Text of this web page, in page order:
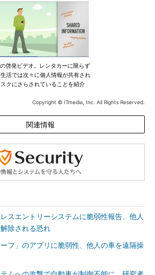
啓発ビデオ。レンタカーに限らず
活では次々に個人情報が共有され
クにさらされていることを紹介
Copyright © ITmedia, Inc. All Rights Reserved.
関連情報
スエントリーシステムに脆弱性報告、他人
除される恐れ
フ」のアプリに脆弱性、他人の車を遠隔操